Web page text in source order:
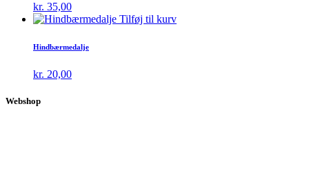
kr. 35,00
Tilføj til kurv
Hindbærmedalje
kr. 20,00
Webshop